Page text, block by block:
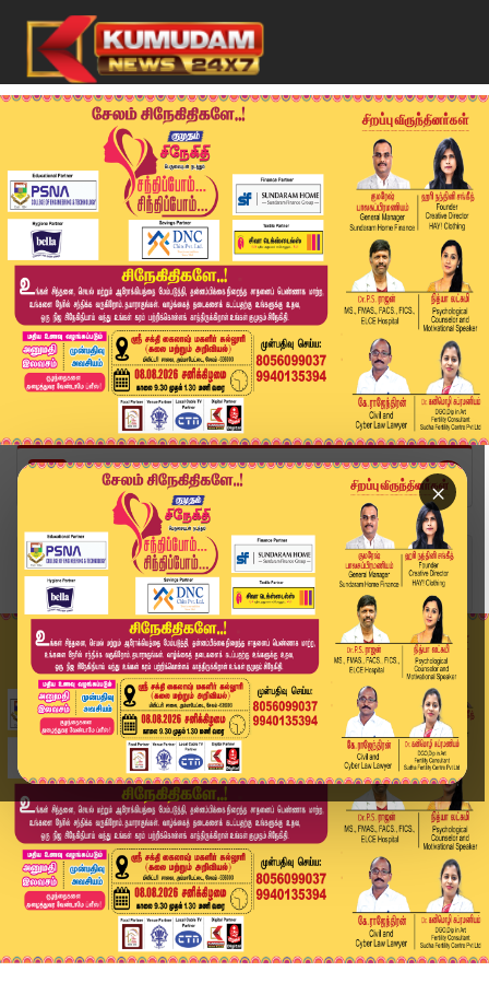
×
Home
வீடியோ ஸ்டோரி
காவிரி விவகாரம் மாநில அரசுகளுக்கு உச்சநீதிமன்றம...